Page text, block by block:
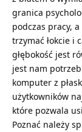
granica
podczas pracy,
trzymać łokcie i
głębokość jest
jest nam
komputer z
użytkowników
które pozwala
Poznać należy